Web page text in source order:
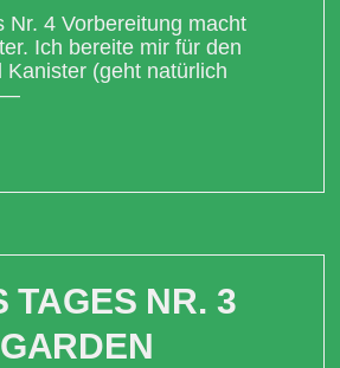
Nr. 4 Vorbereitung macht
Ich bereite mir für den
Kanister (geht natürlich
—
TAGES NR. 3